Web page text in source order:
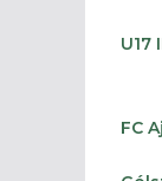
U17
FC